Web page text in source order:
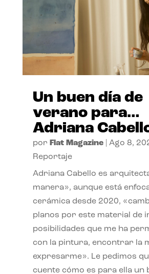
Un buen día de
verano para…
Adriana
por Flat Magazine| Ago 8,
Reportaje
Adriana Cabello es
manera», aunque está
cerámica desde 2020,
planos por este material de
posibilidades que me ha
con la pintura, encontrar la
expresarme». Le pedimos
cuente cómo es para ella un